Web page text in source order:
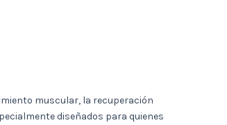
muscular, la recuperación
diseñados para quienes